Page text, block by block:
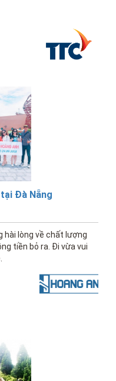
Đà Nẵng
hài lòng về chất lượng
tiền bỏ ra. Đi vừa vui